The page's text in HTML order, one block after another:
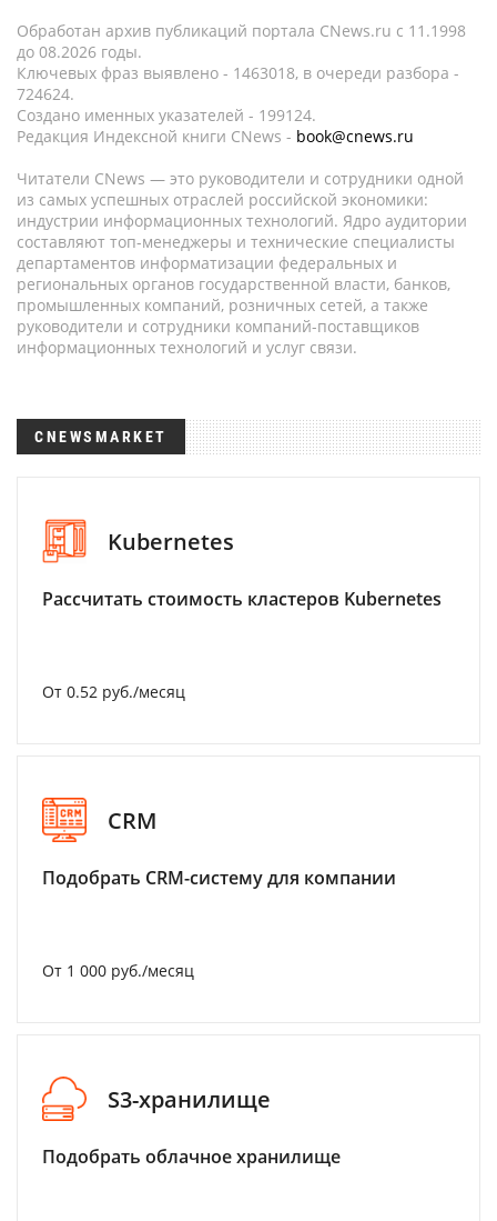
Обработан архив публикаций портала CNews.ru c 11.1998
до 08.2026 годы.
Ключевых фраз выявлено - 1463018, в очереди разбора -
724624.
Создано именных указателей - 199124.
Редакция Индексной книги CNews - book@cnews.ru
Читатели CNews — это руководители и сотрудники одной
из самых успешных отраслей российской экономики:
индустрии информационных технологий. Ядро аудитории
составляют топ-менеджеры и технические специалисты
департаментов информатизации федеральных и
региональных органов государственной власти, банков,
промышленных компаний, розничных сетей, а также
руководители и сотрудники компаний-поставщиков
информационных технологий и услуг связи.
CNEWSMARKET
Kubernetes
Рассчитать стоимость кластеров Kubernetes
От 0.52 руб./месяц
CRM
Подобрать CRM-систему для компании
От 1 000 руб./месяц
S3-хранилище
Подобрать облачное хранилище